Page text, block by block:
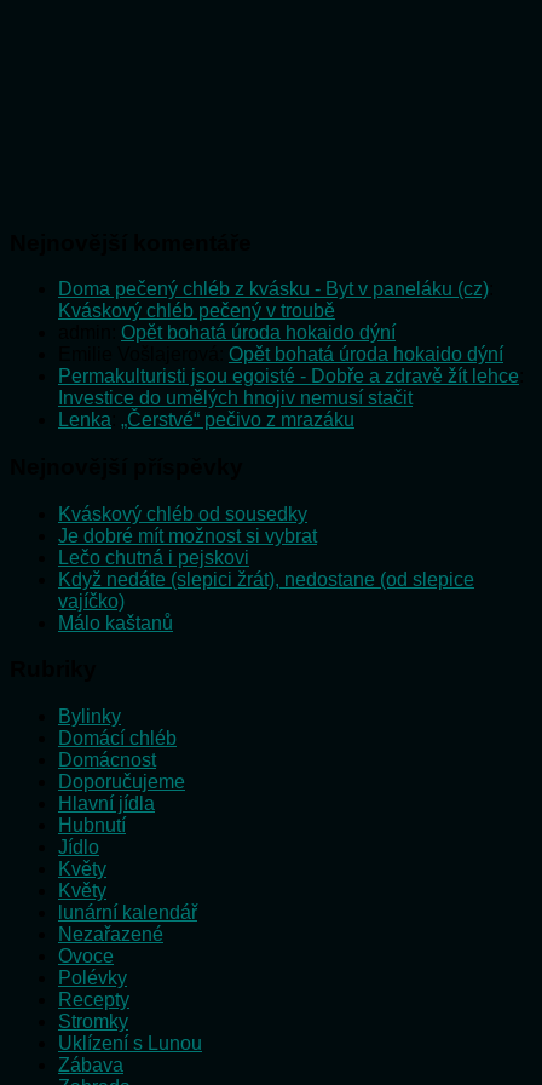
Doma pečený chléb z kvásku - Byt v paneláku (cz)
Kváskový chléb pečený v troubě
Opět bohatá úroda hokaido dýní
Opět bohatá úroda hokaido dýní
Permakulturisti jsou egoisté - Dobře a zdravě žít lehce
Investice do umělých hnojiv nemusí stačit
Lenka „Čerstvé“ pečivo z mrazáku
Kváskový chléb od sousedky
Je dobré mít možnost si vybrat
Lečo chutná i pejskovi
Když nedáte (slepici žrát), nedostane (od slepice
vajíčko)
Málo kaštanů
Bylinky
Domácí chléb
Domácnost
Doporučujeme
Hlavní jídla
Hubnutí
Jídlo
Květy
Květy
lunární kalendář
Nezařazené
Ovoce
Polévky
Recepty
Stromky
Uklízení s Lunou
Zábava